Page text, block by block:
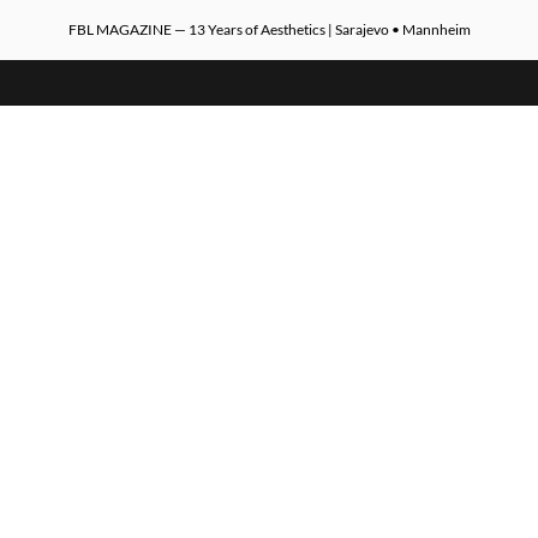
FBL MAGAZINE — 13 Years of Aesthetics | Sarajevo • Mannheim